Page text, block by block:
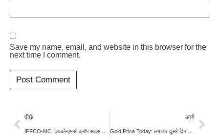
Save my name, email, and website in this browser for the
next time I comment.
पीछे आगे